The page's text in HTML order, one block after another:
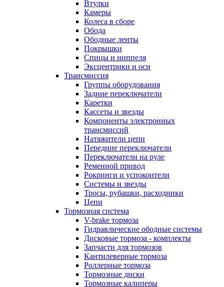
Втулки
Камеры
Колеса в сборе
Обода
Ободные ленты
Покрышки
Спицы и ниппеля
Эксцентрики и оси
Трансмиссия
Группы оборудования
Задние переключатели
Каретки
Кассеты и звезды
Компоненты электронных
трансмиссий
Натяжители цепи
Передние переключатели
Переключатели на руле
Ременной привод
Рокринги и успокоители
Системы и звезды
Тросы, рубашки, расходники
Цепи
Тормозная система
V-brake тормоза
Гидравлические ободные системы
Дисковые тормоза - комплекты
Запчасти для тормозов
Кантилеверные тормоза
Роллерные тормоза
Тормозные диски
Тормозные калиперы